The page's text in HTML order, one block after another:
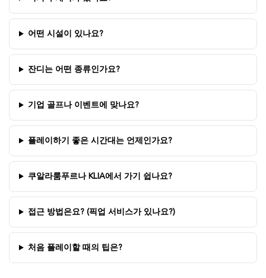
어떤 시설이 있나요?
잔디는 어떤 종류인가요?
기업 골프나 이벤트에 맞나요?
플레이하기 좋은 시간대는 언제인가요?
쿠알라룸푸르나 KLIA에서 가기 쉽나요?
접근 방법은요? (픽업 서비스가 있나요?)
처음 플레이할 때의 팁은?